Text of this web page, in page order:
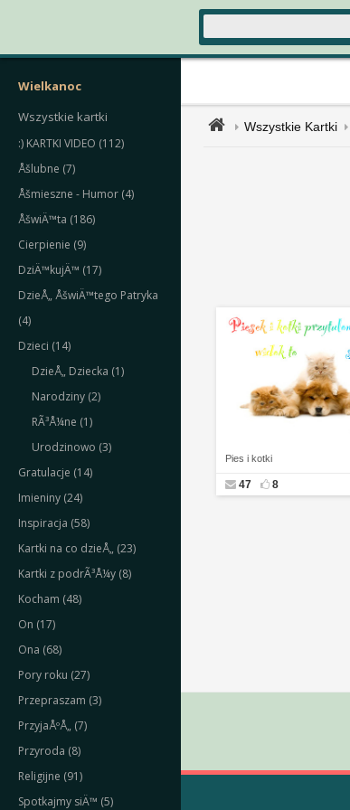
Wielkanoc
Wszystkie kartki
:) KARTKI VIDEO (112)
Åšlubne (7)
Åšmieszne - Humor (4)
ÅšwiÄ™ta (186)
Cierpienie (9)
DziÄ™kujÄ™ (17)
DzieÅ„ ÅšwiÄ™tego Patryka
(4)
Dzieci (14)
DzieÅ„ Dziecka (1)
Narodziny (2)
RÃ³Å¼ne (1)
Urodzinowo (3)
Gratulacje (14)
Imieniny (24)
Inspiracja (58)
Kartki na co dzieÅ„ (23)
Kartki z podrÃ³Å¼y (8)
Kocham (48)
On (17)
Ona (68)
Pory roku (27)
Przepraszam (3)
PrzyjaÅºÅ„ (7)
Przyroda (8)
Religijne (91)
Spotkajmy siÄ™ (5)
Wszystkie Kartki
Pies i kotki
47 8